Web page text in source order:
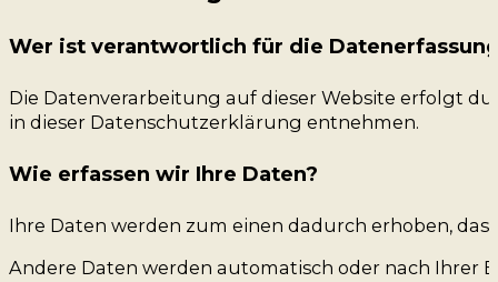
Wer ist verantwortlich für die
Die Datenverarbeitung auf dieser Website erfolgt
in dieser Datenschutzerklärung entnehmen.
Wie erfassen wir Ihre Daten?
Ihre Daten werden zum einen dadurch erhoben,
Andere Daten werden automatisch oder nach Ihrer